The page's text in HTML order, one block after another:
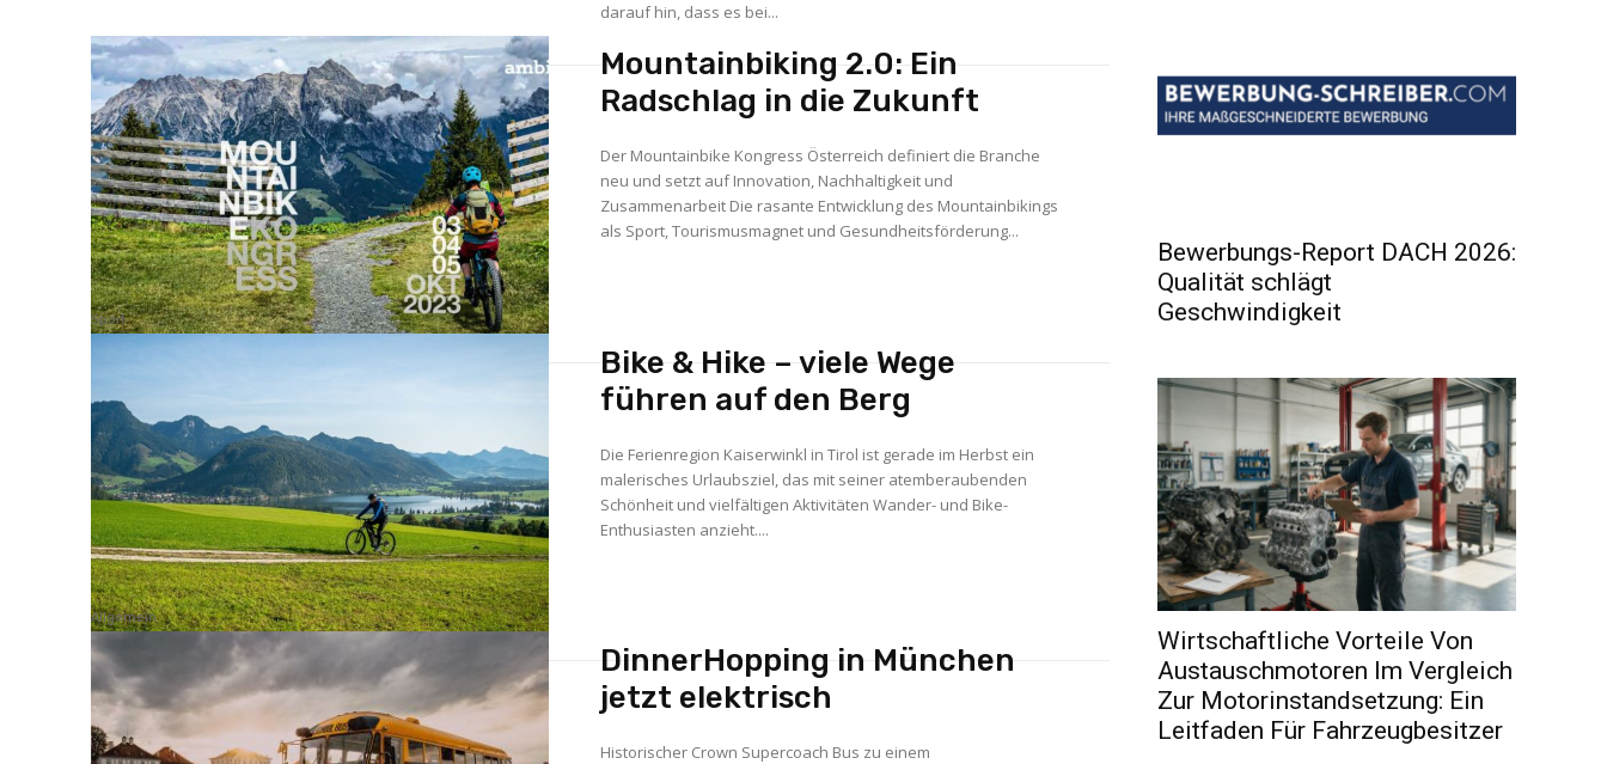
darauf hin, dass es bei...
Sport
Mountainbiking 2.0: Ein
Radschlag in die Zukunft
Der Mountainbike Kongress Österreich definiert die Branche
neu und setzt auf Innovation, Nachhaltigkeit und
Zusammenarbeit Die rasante Entwicklung des Mountainbikings
als Sport, Tourismusmagnet und Gesundheitsförderung...
Allgemein
Bike & Hike – viele Wege
führen auf den Berg
Die Ferienregion Kaiserwinkl in Tirol ist gerade im Herbst ein
malerisches Urlaubsziel, das mit seiner atemberaubenden
Schönheit und vielfältigen Aktivitäten Wander- und Bike-
Enthusiasten anzieht....
DinnerHopping in München
jetzt elektrisch
Historischer Crown Supercoach Bus zu einem
Bewerbungs-Report DACH 2026:
Qualität schlägt
Geschwindigkeit
Wirtschaftliche Vorteile Von
Austauschmotoren Im Vergleich
Zur Motorinstandsetzung: Ein
Leitfaden Für Fahrzeugbesitzer